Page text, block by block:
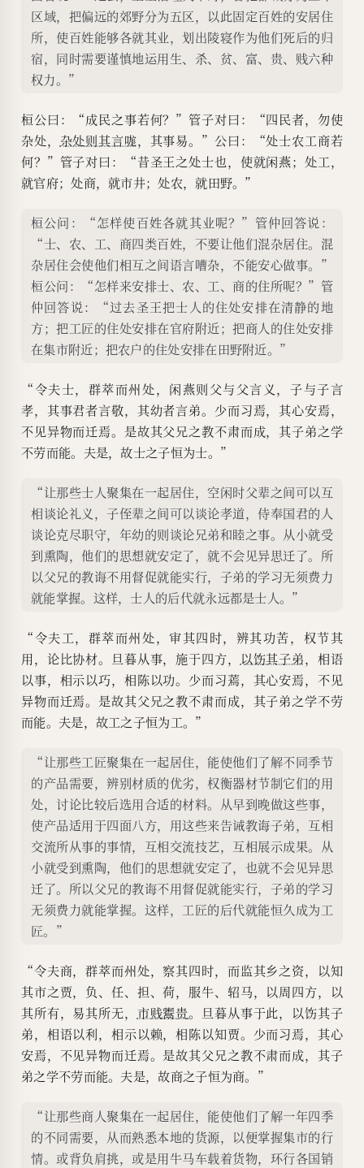
区域，把偏远的郊野分为五区，以此固定百姓的安居住
所，使百姓能够各就其业，划出陵寝作为他们死后的归
宿，同时需要谨慎地运用生、杀、贫、富、贵、贱六种
权力。”
桓公曰：“成民之事若何？”管子对曰：“四民者，勿使
杂处， 杂处则其言哤，其事易。”公曰：“处士农工商若
何？”管子对曰：“昔圣王之处士也，使就闲燕；处工，
就官府；处商，就市井；处农，就田野。”
桓公问：“怎样使百姓各就其业呢？”管仲回答说：
“士、农、工、商四类百姓，不要让他们混杂居住。混
杂居住会使他们相互之间语言嘈杂，不能安心做事。”
桓公问：“怎样来安排士、农、工、商的住所呢？”管
仲回答说：“过去圣王把士人的住处安排在清静的地
方；把工匠的住处安排在官府附近；把商人的住处安排
在集市附近；把农户的住处安排在田野附近。”
“令夫士，群萃而州处，闲燕则父与父言义，子与子言
孝，其事君者言敬，其幼者言弟。少而习焉，其心安焉，
不见异物而迁焉。是故其父兄之教不肃而成，其子弟之学
不劳而能。夫是，故士之子恒为士。”
“让那些士人聚集在一起居住，空闲时父辈之间可以互
相谈论礼义，子侄辈之间可以谈论孝道，侍奉国君的人
谈论克尽职守，年幼的则谈论兄弟和睦之事。从小就受
到熏陶，他们的思想就安定了，就不会见异思迁了。所
以父兄的教诲不用督促就能实行，子弟的学习无须费力
就能掌握。这样，士人的后代就永远都是士人。”
“令夫工，群萃而州处，审其四时，辨其功苦，权节其
用，论比协材。旦暮从事，施于四方，
以饬其子弟，相语
以事，相示以巧，相陈以功。少而习蔫，其心安焉，不见
异物而迁焉。是故其父兄之教不肃而成，其子弟之学不劳
而能。夫是，故工之子恒为工。”
“让那些工匠聚集在一起居住，能使他们了解不同季节
的产品需要，辨别材质的优劣，权衡器材节制它们的用
处，讨论比较后选用合适的材料。从早到晚做这些事，
使产品适用于四面八方，用这些来告诫教诲子弟，互相
交流所从事的事情，互相交流技艺，互相展示成果。从
小就受到熏陶，他们的思想就安定了，也就不会见异思
迁了。所以父兄的教诲不用督促就能实行，子弟的学习
无须费力就能掌握。这样，工匠的后代就能恒久成为工
匠。”
“令夫商，群萃而州处，察其四时，而监其乡之资，以知
其市之贾，负、任、担、荷，服牛、轺马，以周四方，以
其所有，易其所无， 市贱鬻贵。旦暮从事于此，以饬其子
弟，相语以利，相示以赖，相陈以知贾。少而习焉，其心
安焉，不见异物而迁焉。是故其父兄之教不肃而成，其子
弟之学不劳而能。夫是，故商之子恒为商。”
“让那些商人聚集在一起居住，能使他们了解一年四季
的不同需要，从而熟悉本地的货源，以便掌握集市的行
情。或背负肩挑，或是用牛马车载着货物，环行各国销